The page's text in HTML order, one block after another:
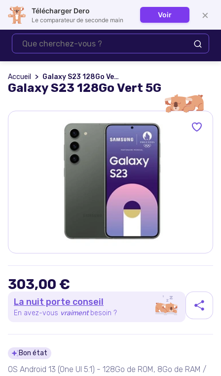
Se connecter
Accueil Galaxy S23 128Go Vert 5G
Galaxy S23 128Go Vert 5G
303,00 €
La nuit porte conseil
En avez-vous vraiment besoin ?
Détails du produit
Bon état
OS Android 13 (One UI 5.1) - 128Go de ROM, 8Go de RAM /
Télécharger Dero
Le comparateur de seconde main
Voir ×